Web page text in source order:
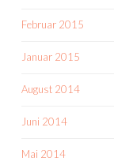
Februar 2015
Januar 2015
August 2014
Juni 2014
Mai 2014